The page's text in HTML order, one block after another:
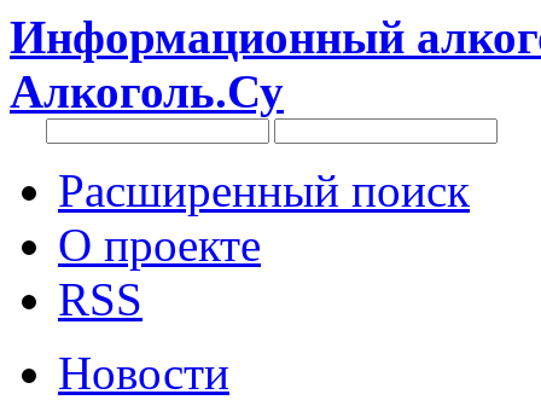
Информационный
Алкоголь.Су
Расширенный поиск
О проекте
RSS
Новости